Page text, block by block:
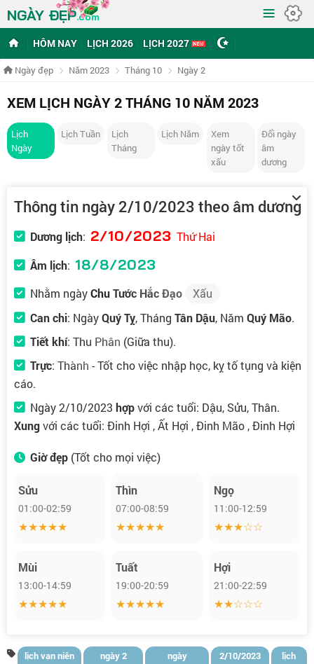
NGÀY ĐẸP.com ≡
HÔM NAY LỊCH 2026 LỊCH 2027
Ngày đẹp Năm 2023 Tháng 10 Ngày 2
XEM LỊCH NGÀY 2 THÁNG 10 NĂM 2023
Lịch
Ngày
Lịch Tuần
Lịch
Tháng
Lịch Năm
Xem
ngày tốt
xấu
Đổi ngày
âm
dương
Thông tin ngày 2/10/2023 theo âm dương
Dương lịch: 2/10/2023 Thứ Hai
Âm lịch: 18/8/2023
Nhằm ngàyChu Tước Hắc Đạo
Xấu
Can chi: NgàyQuý Tỵ, Tháng Tân Dậu, Năm Quý Mão.
Tiết khí: Thu Phân (Giữa thu).
Trực: Thành - Tốt cho việc nhập học, kỵ tố tụng và kiện
cáo.
Ngày 2/10/2023 hợpvới các tuổi: Dậu, Sửu, Thân.
Xungvới các tuổi: Đinh Hợi , Ất Hợi , Đinh Mão , Đinh Hợi
Giờ đẹp (Tốt cho mọi việc)
Sửu
01:00-02:59
★★★★★
Thìn
07:00-08:59
★★★★★
Ngọ
11:00-12:59
★★★☆☆
Mùi
13:00-14:59
★★★★★
Tuất
19:00-20:59
★★★★★
Hợi
21:00-22:59
★★☆☆☆
lịch vạn niên
ngày 2
ngày
2/10/2023
lịch